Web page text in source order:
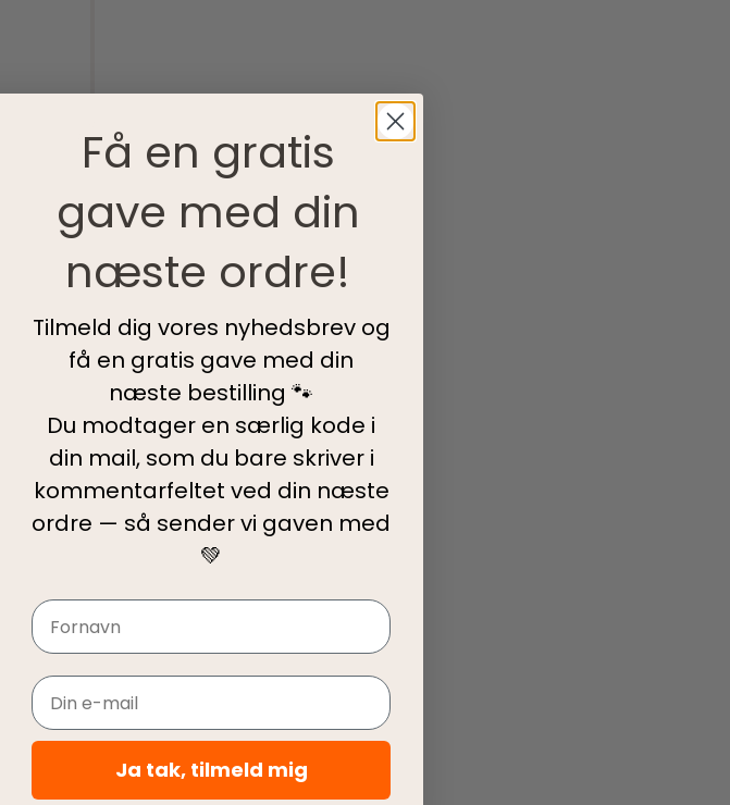
Få en gratis
gave med din
næste ordre!
Tilmeld dig vores nyhedsbrev og
få en gratis gave med din
næste bestilling 🐾
Du modtager en særlig kode i
din mail, som du bare skriver i
kommentarfeltet ved din næste
ordre — så sender vi gaven med
💚
Navn
Email
Ja tak, tilmeld mig